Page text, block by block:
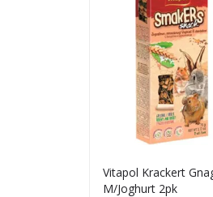
Vitapol Krackert
M/Joghurt 2pk